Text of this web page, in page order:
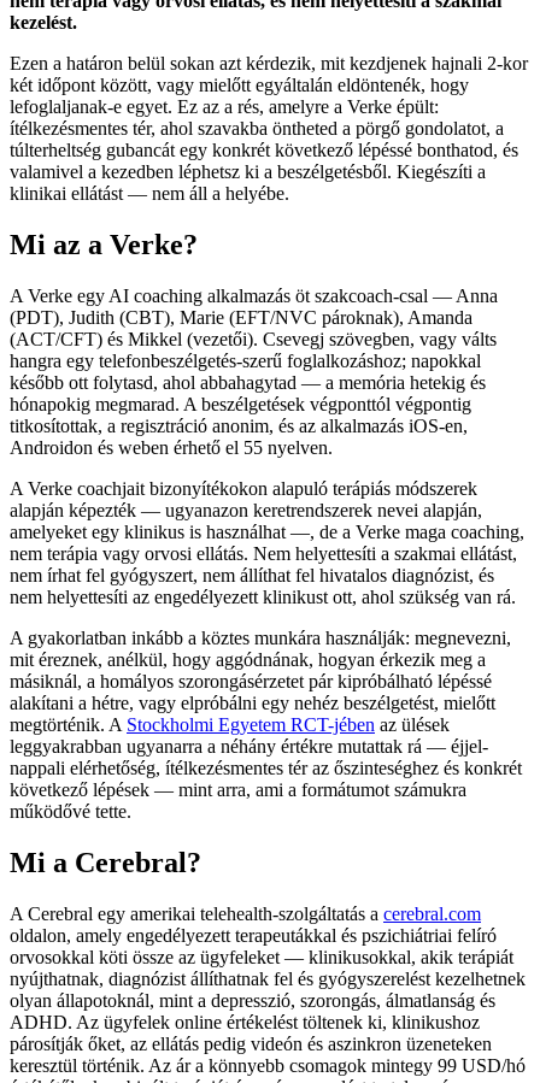
kezelést.
Ezen a határon belül sokan azt kérdezik, mit kezdjenek hajnali 2-kor
két időpont között, vagy mielőtt egyáltalán eldöntenék, hogy
lefoglaljanak-e egyet. Ez az a rés, amelyre a Verke épült:
ítélkezésmentes tér, ahol szavakba öntheted a pörgő gondolatot, a
túlterheltség gubancát egy konkrét következő lépéssé bonthatod, és
valamivel a kezedben léphetsz ki a beszélgetésből. Kiegészíti a
klinikai ellátást — nem áll a helyébe.
Mi az a Verke?
A Verke egy AI coaching alkalmazás öt szakcoach-csal — Anna
(PDT), Judith (CBT), Marie (EFT/NVC pároknak), Amanda
(ACT/CFT) és Mikkel (vezetői). Csevegj szövegben, vagy válts
hangra egy telefonbeszélgetés-szerű foglalkozáshoz; napokkal
később ott folytasd, ahol abbahagytad — a memória hetekig és
hónapokig megmarad. A beszélgetések végponttól végpontig
titkosítottak, a regisztráció anonim, és az alkalmazás iOS-en,
Androidon és weben érhető el 55 nyelven.
A Verke coachjait bizonyítékokon alapuló terápiás módszerek
alapján képezték — ugyanazon keretrendszerek nevei alapján,
amelyeket egy klinikus is használhat —, de a Verke maga coaching,
nem terápia vagy orvosi ellátás. Nem helyettesíti a szakmai ellátást,
nem írhat fel gyógyszert, nem állíthat fel hivatalos diagnózist, és
nem helyettesíti az engedélyezett klinikust ott, ahol szükség van rá.
A gyakorlatban inkább a köztes munkára használják: megnevezni,
mit éreznek, anélkül, hogy aggódnának, hogyan érkezik meg a
másiknál, a homályos szorongásérzetet pár kipróbálható lépéssé
alakítani a hétre, vagy elpróbálni egy nehéz beszélgetést, mielőtt
megtörténik. A Stockholmi Egyetem RCT-jében az ülések
leggyakrabban ugyanarra a néhány értékre mutattak rá — éjjel-
nappali elérhetőség, ítélkezésmentes tér az őszinteséghez és konkrét
következő lépések — mint arra, ami a formátumot számukra
működővé tette.
Mi a Cerebral?
A Cerebral egy amerikai telehealth-szolgáltatás a cerebral.com
oldalon, amely engedélyezett terapeutákkal és pszichiátriai felíró
orvosokkal köti össze az ügyfeleket — klinikusokkal, akik terápiát
nyújthatnak, diagnózist állíthatnak fel és gyógyszerelést kezelhetnek
olyan állapotoknál, mint a depresszió, szorongás, álmatlanság és
ADHD. Az ügyfelek online értékelést töltenek ki, klinikushoz
párosítják őket, az ellátás pedig videón és aszinkron üzeneteken
keresztül történik. Az ár a könnyebb csomagok mintegy 99 USD/hó